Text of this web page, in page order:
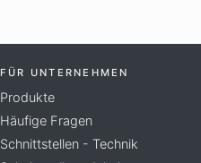
FÜR UNTERNEHMEN
Produkte
Häufige Fragen
Schnittstellen - Technik